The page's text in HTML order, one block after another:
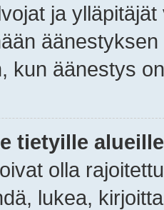
ja
kun äänestys
tietyille
olla
lukea,